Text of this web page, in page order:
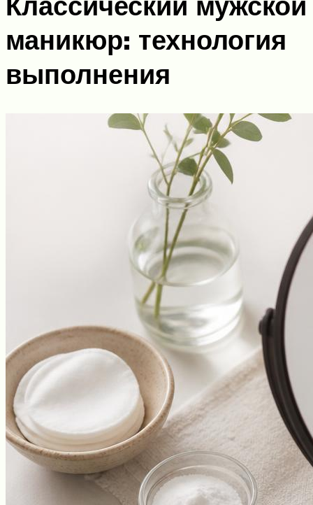
маникюр: технология
выполнения